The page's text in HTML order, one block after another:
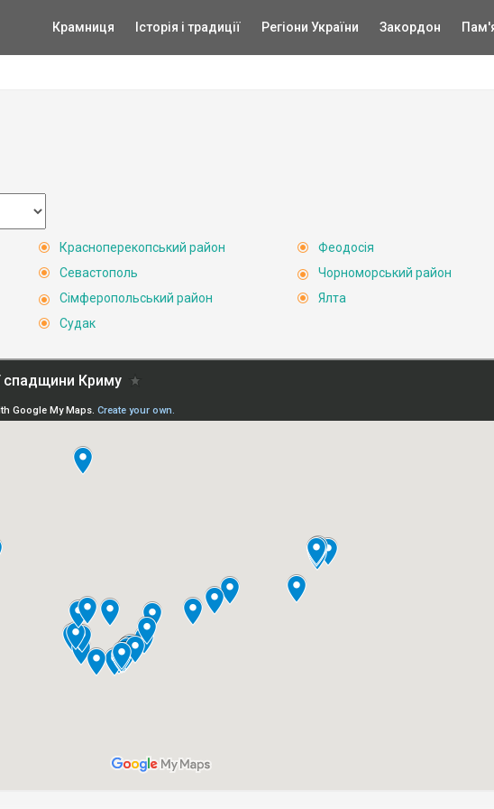
Крамниця Історія і традиції Регіони України Закордон
Красноперекопський район
Севастополь
Сімферопольський район
Судак
Феодосія
Чорноморський район
Ялта